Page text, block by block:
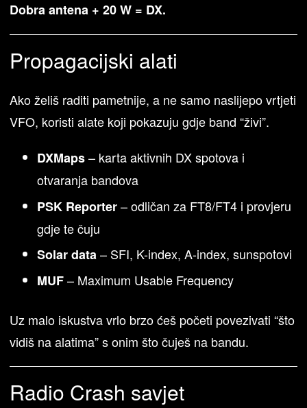
Dobra antena + 20 W = DX.
Propagacijski alati
Ako želiš raditi pametnije, a ne samo naslijepo vrtjeti
VFO, koristi alate koji pokazuju gdje band “živi”.
DXMaps– karta aktivnih DX spotova i
otvaranja bandova
PSK Reporter– odličan za FT8/FT4 i provjeru
gdje te čuju
Solar data– SFI, K-index, A-index, sunspotovi
MUF– Maximum Usable Frequency
Uz malo iskustva vrlo brzo ćeš početi povezivati “što
vidiš na alatima” s onim što čuješ na bandu.
Radio Crash savjet